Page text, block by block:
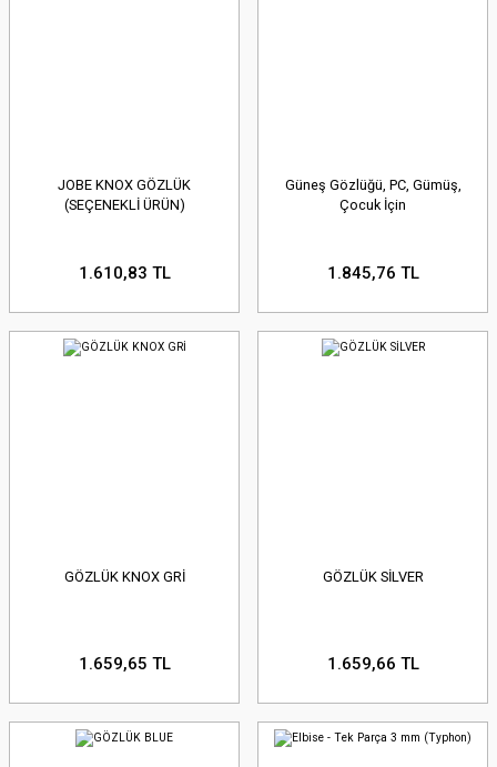
JOBE KNOX GÖZLÜK
(SEÇENEKLİ ÜRÜN)
1.610,83 TL
Güneş Gözlüğü, PC, Gümüş,
Çocuk İçin
1.845,76 TL
GÖZLÜK KNOX GRİ
1.659,65 TL
GÖZLÜK SİLVER
1.659,66 TL